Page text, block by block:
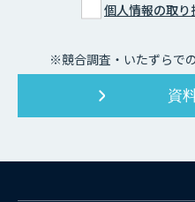
個人情報の取り
※競合調査・いたずらで